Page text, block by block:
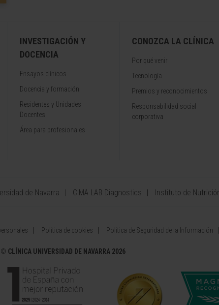
INVESTIGACIÓN Y
DOCENCIA
Ensayos clínicos
Docencia y formación
Residentes y Unidades
Docentes
Área para profesionales
CONOZCA LA CLÍNICA
Por qué venir
Tecnología
Premios y reconocimientos
Responsabilidad social
corporativa
de Navarra CIMA LAB Diagnostics Instituto de
Política de cookies Política de Seguridad de la Información
© CLÍNICA UNIVERSIDAD DE NAVARRA 2026